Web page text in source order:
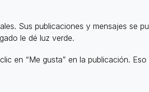
Sus publicaciones y mensajes se
le dé luz verde.
en “Me gusta” en la publicación.